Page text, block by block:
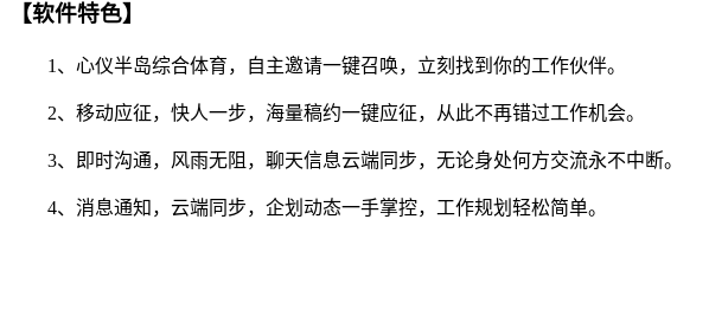
【软件特色】
1、心仪半岛综合体育，自主邀请一键召唤，立刻找到你的工作伙伴。
2、移动应征，快人一步，海量稿约一键应征，从此不再错过工作机会。
3、即时沟通，风雨无阻，聊天信息云端同步，无论身处何方交流永不中断。
4、消息通知，云端同步，企划动态一手掌控，工作规划轻松简单。